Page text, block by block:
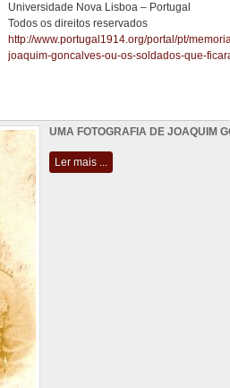
Universidade Nova Lisboa – Portugal
Todos os direitos reservados
http://www.portugal1914.org/portal/pt/
joaquim-goncalves-ou-os-soldados-que-
UMA FOTOGRAFIA DE JOAQUIM
Ler mais ...